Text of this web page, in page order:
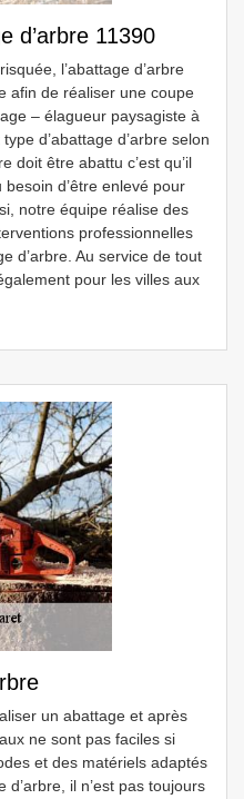
d’arbre 11390
l’abattage d’arbre
afin de réaliser une coupe
– élagueur paysagiste à
d’abattage d’arbre selon
doit être abattu c’est qu’il
d’être enlevé pour
notre équipe réalise des
professionnelles
d’arbre. Au service de tout
pour les villes aux
un abattage et après
ne sont pas faciles si
et des matériels adaptés
d’arbre, il n’est pas toujours